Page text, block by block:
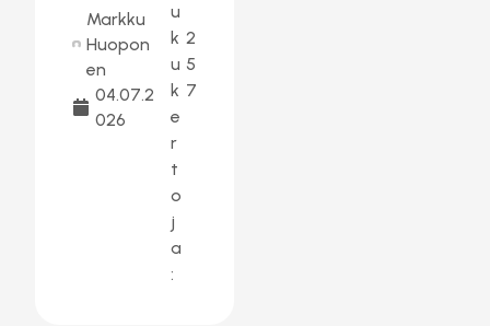
Markku
Huopon
en
04.07.2
026
u
k
u
k
e
r
t
o
j
a
:
2
5
7